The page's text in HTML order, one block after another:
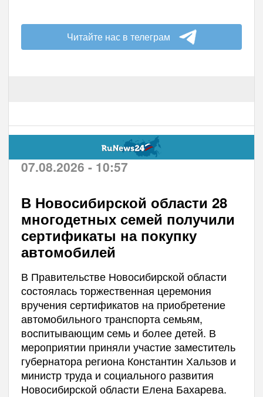
Читайте нас в телеграм
07.08.2026 - 10:57
В Новосибирской области 28
многодетных семей получили
сертификаты на покупку
автомобилей
В Правительстве Новосибирской области
состоялась торжественная церемония
вручения сертификатов на приобретение
автомобильного транспорта семьям,
воспитывающим семь и более детей. В
мероприятии приняли участие заместитель
губернатора региона Константин Хальзов и
министр труда и социального развития
Новосибирской области Елена Бахарева.